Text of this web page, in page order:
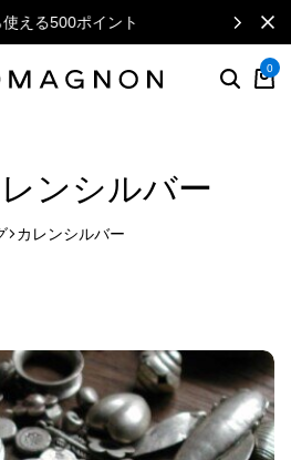
で毎月500円クーポン
0
ンシルバー
カレンシルバー